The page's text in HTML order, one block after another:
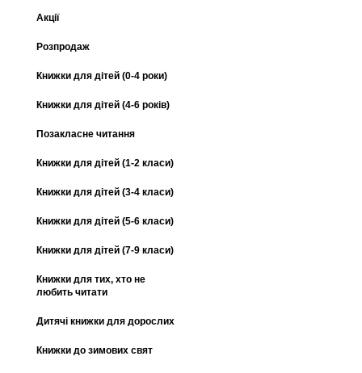
Акції
Розпродаж
Книжки для дітей (0-4 роки)
Книжки для дітей (4-6 років)
Позакласне читання
Книжки для дітей (1-2 класи)
Книжки для дітей (3-4 класи)
Книжки для дітей (5-6 класи)
Книжки для дітей (7-9 класи)
Книжки для тих, хто не
любить читати
Дитячі книжки для дорослих
Книжки до зимових свят